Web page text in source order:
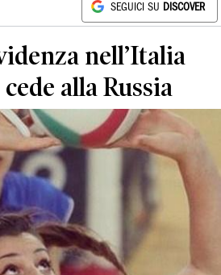
SEGUICI SU DISCOVER
nell’Italia
alla Russia